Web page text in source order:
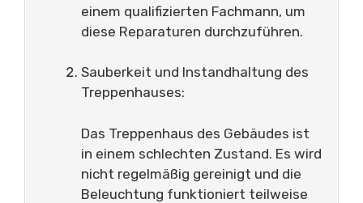
einem qualifizierten Fachmann, um
diese Reparaturen durchzuführen.
Sauberkeit und Instandhaltung des
Treppenhauses:
Das Treppenhaus des Gebäudes ist
in einem schlechten Zustand. Es wird
nicht regelmäßig gereinigt und die
Beleuchtung funktioniert teilweise